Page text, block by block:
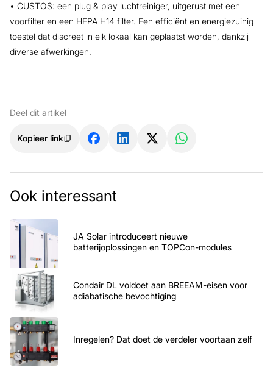
• CUSTOS: een plug & play luchtreiniger, uitgerust met een
voorfilter en een HEPA H14 filter. Een efficiënt en energiezuinig
toestel dat discreet in elk lokaal kan geplaatst worden, dankzij
diverse afwerkingen.
Deel dit artikel
Kopieer link
Ook interessant
JA Solar introduceert nieuwe
batterijoplossingen en TOPCon-modules
Condair DL voldoet aan BREEAM-eisen voor
adiabatische bevochtiging
Inregelen? Dat doet de verdeler voortaan zelf